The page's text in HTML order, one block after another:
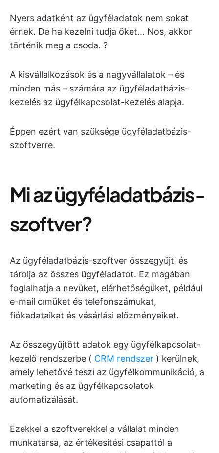
Nyers adatként az ügyféladatok nem sokat
érnek. De ha kezelni tudja őket... Nos, akkor
történik meg a csoda. ?
A kisvállalkozások és a nagyvállalatok – és
minden más – számára az ügyféladatbázis-
kezelés az ügyfélkapcsolat-kezelés alapja.
Éppen ezért van szüksége ügyféladatbázis-
szoftverre.
Mi az ügyféladatbázis-
szoftver?
Az ügyféladatbázis-szoftver összegyűjti és
tárolja az összes ügyféladatot. Ez magában
foglalhatja a nevüket, elérhetőségüket, például
e-mail címüket és telefonszámukat,
fiókadataikat és vásárlási előzményeiket.
Az összegyűjtött adatok egy ügyfélkapcsolat-
kezelő rendszerbe ( CRM rendszer ) kerülnek,
amely lehetővé teszi az ügyfélkommunikáció, a
marketing és az ügyfélkapcsolatok
automatizálását.
Ezekkel a szoftverekkel a vállalat minden
munkatársa, az értékesítési csapattól a